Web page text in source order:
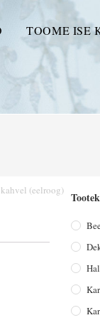
TOOME ISE
(eelroog)